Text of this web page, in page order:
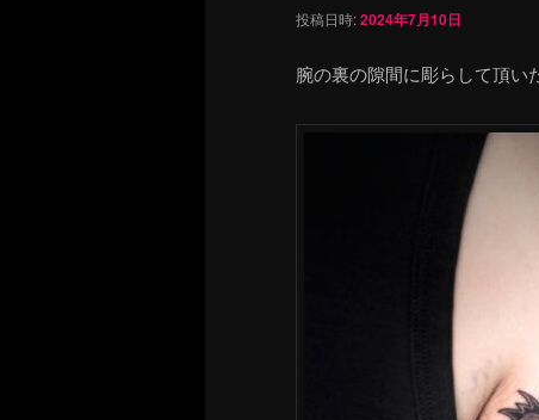
投稿日時:2024年7月10日
腕の裏の隙間に彫らして頂い